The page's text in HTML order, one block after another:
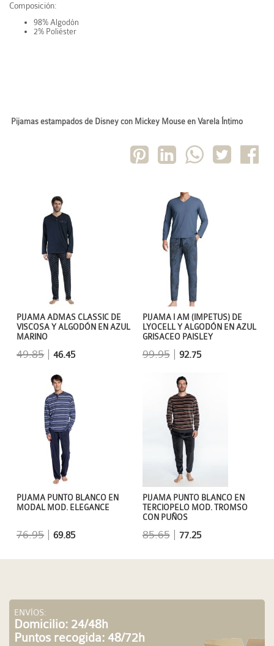
Composición:
98% Algodón
2% Poliéster
Pijamas estampados de Disney con Mickey Mouse en Varela Íntimo
PIJAMA I AM (IMPETUS) DE
LYOCELL Y ALGODÓN EN AZUL
GRISACEO PAISLEY
99.95| 92.75
PIJAMA ADMAS CLASSIC DE
VISCOSA Y ALGODÓN EN AZUL
MARINO
49.85 |46.45
PIJAMA PUNTO BLANCO EN
TERCIOPELO MOD. TROMSO
CON PUÑOS
85.65| 77.25
PIJAMA PUNTO BLANCO EN
MODAL MOD. ELEGANCE
76.95 |69.85
ENVÍOS:
Domicilio: 24/48h
Puntos recogida: 48/72h